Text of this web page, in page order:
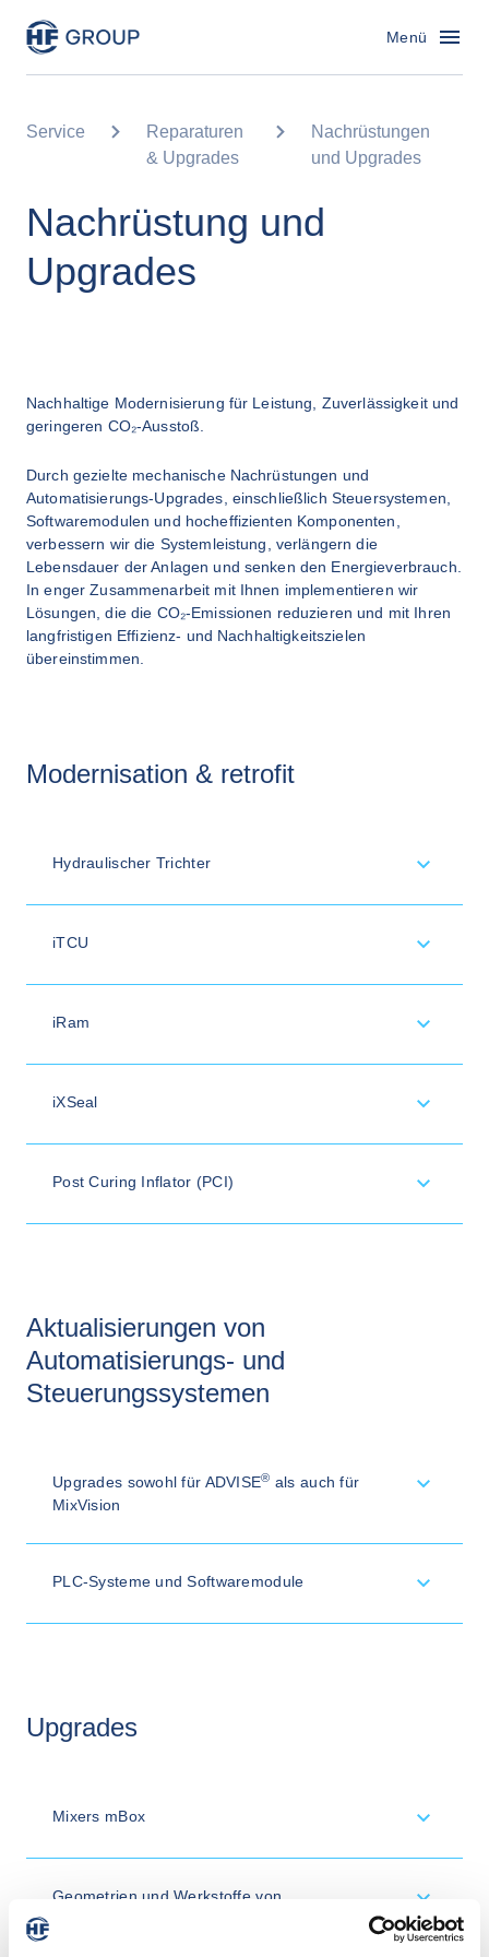
HF Group – Zur Startseite Menü
Service
Reparaturen
& Upgrades
Nachrüstungen
und Upgrades
Nachrüstung und
Upgrades
Nachhaltige Modernisierung für Leistung, Zuverlässigkeit und
geringeren CO₂-Ausstoß.
Durch gezielte mechanische Nachrüstungen und
Automatisierungs-Upgrades, einschließlich Steuersystemen,
Softwaremodulen und hocheffizienten Komponenten,
verbessern wir die Systemleistung, verlängern die
Lebensdauer der Anlagen und senken den Energieverbrauch.
In enger Zusammenarbeit mit Ihnen implementieren wir
Lösungen, die die CO₂-Emissionen reduzieren und mit Ihren
langfristigen Effizienz- und Nachhaltigkeitszielen
übereinstimmen.
Modernisation & retrofit
Hydraulischer Trichter
iTCU
iRam
iXSeal
Post Curing Inflator (PCI)
Aktualisierungen von
Automatisierungs- und
Steuerungssystemen
Upgrades sowohl für ADVISE® als auch für
MixVision
PLC-Systeme und Softwaremodule
Upgrades
Mixers mBox
Geometrien und Werkstoffe von